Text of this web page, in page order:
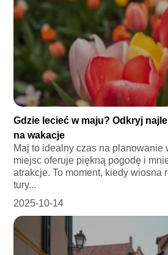
Gdzie lecieć w maju? Odkryj
na wakacje
Maj to idealny czas na planowanie
miejsc oferuje piękną pogodę i
atrakcje. To moment, kiedy wiosna
tury...
2025-10-14